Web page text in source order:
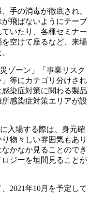
手の消毒が徹底され、
飛ばないようにテーブ
いたり、各種セミナー
空けて座るなど、来場
ゾーン」「事業リスク
等にカテゴリ分けされ
染症対策に関わる製品
感染症対策エリアが設
入場する際は、身元確
物々しい雰囲気もあり
かなか見ることのでき
ジーを垣間見ることが
2021年10月を予定して